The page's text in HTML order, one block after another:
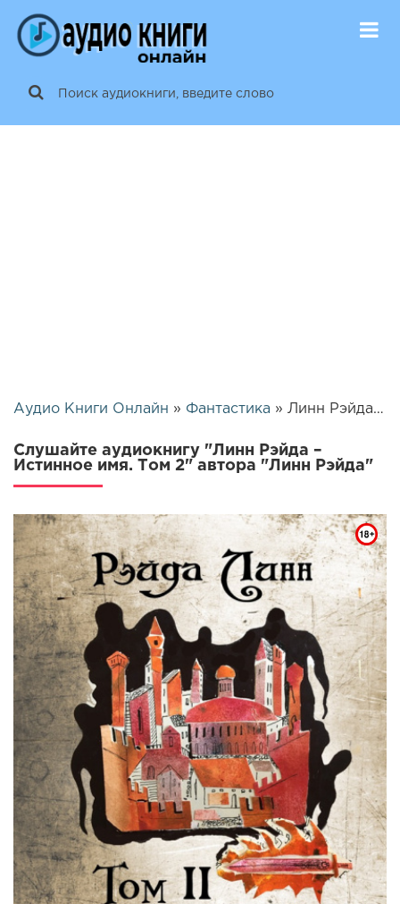
Аудио Книги Онлайн » Фантастика » Линн Рэйда – Истинное имя. Том 2 | 25906
Слушайте аудиокнигу "Линн Рэйда –
Истинное имя. Том 2" автора "Линн Рэйда"